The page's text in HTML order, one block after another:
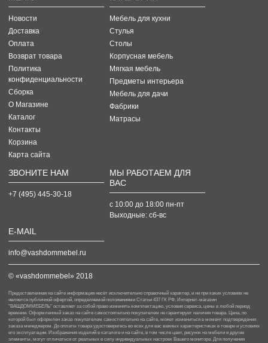
Новости
Доставка
Оплата
Возврат товара
Политика
конфиденциальности
Сборка
О Магазине
Каталог
Контакты
Корзина
Карта сайта
Мебель для кухни
Стулья
Столы
Корпусная мебель
Мягкая мебель
Предметы интерьера
Мебель для дачи
Фабрики
Матраcы
ЗВОНИТЕ НАМ
+7 (495) 445-30-18
МЫ РАБОТАЕМ ДЛЯ
ВАС
с 10:00 до 18:00 пн-пт
Выходные: сб-вc
E-MAIL
info@vashdommebel.ru
© «vashdommebel» 2018
Предоставленная на сайте информация несёт исключительно справочный характер, и ни при каких условиях не
является публичной офертой, определяемой положениями Статьи 437 ГК РФ. Интернет-магазин
"ВАШДОММЕБЕЛЬ" оставляет за собой право изменять комплектацию, условия сервиса, цены в любой период
времени. Оформленный заказ на сайте самостоятельно покупателем не гарантирует наличия товара. Цена, по
которой был оформлен заказ покупателем самостоятельно на сайте, может измениться в момент подтверждения
заказа менеджером. До оплаты товара удостоверьтесь во всех для вас важных характеристиках в товаре и условиях
его эксплуатации. Изображения изделий в каталоге и на сайте, в том числе цвет, рисунок на мебели и другие
элементы, могут отличаться от реальных в силу индивидуальных настроек Вашего монитора. Для получения